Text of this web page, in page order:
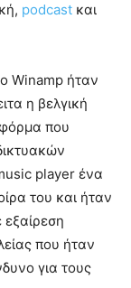
podcast και
Winamp ήταν
η βελγική
που
player ένα
του και ήταν
που ήταν
για τους